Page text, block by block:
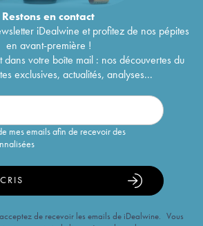
Restons encontact
iDealwine et profitez de nos pépites
en avant-première !
dans votre boîte mail : nos découvertes du
exclusives, actualités, analyses...
mes emails afin de recevoir des
de recevoir les emails de iDealwine. Vous